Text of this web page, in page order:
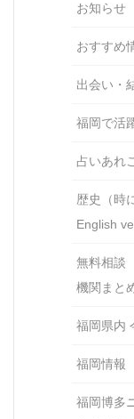
お知らせ
おすすめ
出会い・
福岡で活
占いあれ
歴史（時
English
無料相談
機関まと
福岡県内
福岡情報
福岡博多